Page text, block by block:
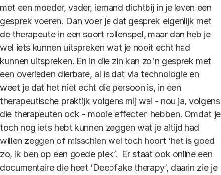
met een moeder, vader, iemand dichtbij in je leven een
gesprek voeren. Dan voer je dat gesprek eigenlijk met
de therapeute in een soort rollenspel, maar dan heb je
wel iets kunnen uitspreken wat je nooit echt had
kunnen uitspreken. En in die zin kan zo'n gesprek met
een overleden dierbare, al is dat via technologie en
weet je dat het niet echt die persoon is, in een
therapeutische praktijk volgens mij wel - nou ja, volgens
die therapeuten ook - mooie effecten hebben. Omdat je
toch nog iets hebt kunnen zeggen wat je altijd had
willen zeggen of misschien wel toch hoort ‘het is goed
zo, ik ben op een goede plek’. Er staat ook online een
documentaire die heet ‘Deepfake therapy’, daarin zie je